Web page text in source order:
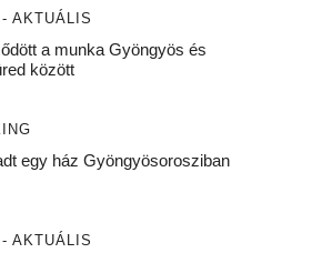
AKTUÁLIS
a munka Gyöngyös és
között
egy ház Gyöngyösorosziban
AKTUÁLIS